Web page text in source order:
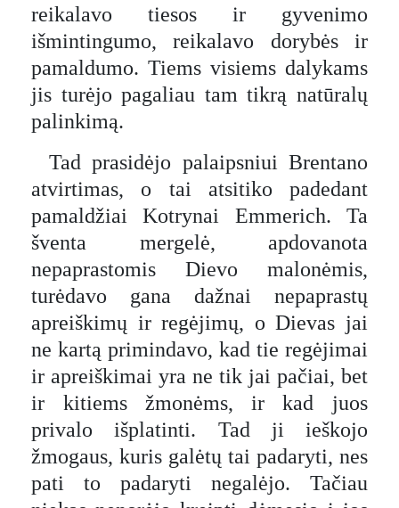
reikalavo tiesos ir gyvenimo
išmintingumo, reikalavo dorybės ir
pamaldumo. Tiems visiems dalykams
jis turėjo pagaliau tam tikrą natūralų
palinkimą.
Tad prasidėjo palaipsniui Brentano
atvirtimas, o tai atsitiko padedant
pamaldžiai Kotrynai Emmerich. Ta
šventa mergelė, apdovanota
nepaprastomis Dievo malonėmis,
turėdavo gana dažnai nepaprastų
apreiškimų ir regėjimų, o Dievas jai
ne kartą primindavo, kad tie regėjimai
ir apreiškimai yra ne tik jai pačiai, bet
ir kitiems žmonėms, ir kad juos
privalo išplatinti. Tad ji ieškojo
žmogaus, kuris galėtų tai padaryti, nes
pati to padaryti negalėjo. Tačiau